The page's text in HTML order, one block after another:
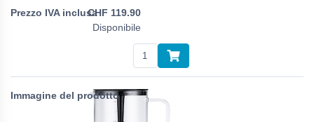
CHF 119.90
Disponibile